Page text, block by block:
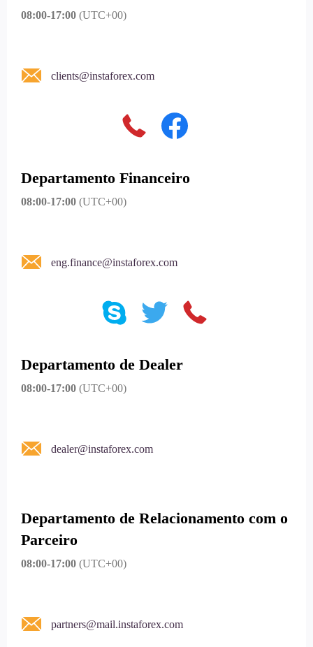
08:00-17:00 (UTC+00)
clients@instaforex.com
Departamento Financeiro
08:00-17:00 (UTC+00)
eng.finance@instaforex.com
Departamento de Dealer
08:00-17:00 (UTC+00)
dealer@instaforex.com
Departamento de Relacionamento com o
Parceiro
08:00-17:00 (UTC+00)
partners@mail.instaforex.com